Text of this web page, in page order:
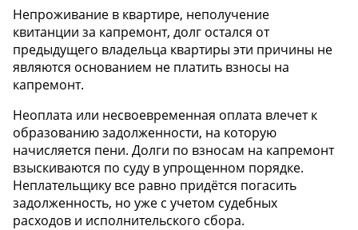
Непроживание в квартире, неполучение
квитанции за капремонт, долг остался от
предыдущего владельца квартиры эти причины не
являются основанием не платить взносы на
капремонт.
Неоплата или несвоевременная оплата влечет к
образованию задолженности, на которую
начисляется пени. Долги по взносам на капремонт
взыскиваются по суду в упрощенном порядке.
Неплательщику все равно придётся погасить
задолженность, но уже с учетом судебных
расходов и исполнительского сбора.